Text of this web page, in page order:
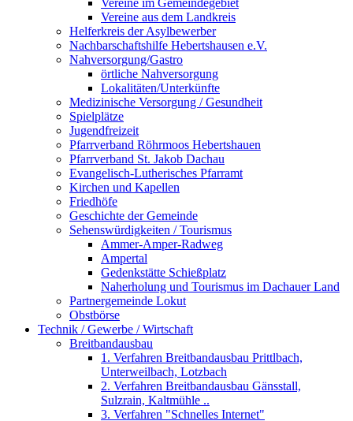
Vereine im Gemeindegebiet
Vereine aus dem Landkreis
Helferkreis der Asylbewerber
Nachbarschaftshilfe Hebertshausen e.V.
Nahversorgung/Gastro
örtliche Nahversorgung
Lokalitäten/Unterkünfte
Medizinische Versorgung / Gesundheit
Spielplätze
Jugendfreizeit
Pfarrverband Röhrmoos Hebertshauen
Pfarrverband St. Jakob Dachau
Evangelisch-Lutherisches Pfarramt
Kirchen und Kapellen
Friedhöfe
Geschichte der Gemeinde
Sehenswürdigkeiten / Tourismus
Ammer-Amper-Radweg
Ampertal
Gedenkstätte Schießplatz
Naherholung und Tourismus im Dachauer Land
Partnergemeinde Lokut
Obstbörse
Technik / Gewerbe / Wirtschaft
Breitbandausbau
1. Verfahren Breitbandausbau Prittlbach,
Unterweilbach, Lotzbach
2. Verfahren Breitbandausbau Gänsstall,
Sulzrain, Kaltmühle ..
3. Verfahren "Schnelles Internet"